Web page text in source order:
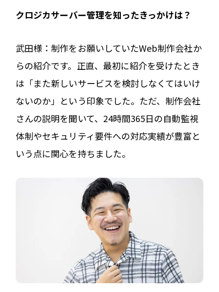
――クロジカサーバー管理を知ったきっかけは？
武田様：制作をお願いしていたWeb制作会社か
らの紹介です。正直、最初に紹介を受けたとき
は「また新しいサービスを検討しなくてはいけ
ないのか」という印象でした。ただ、制作会社
さんの説明を聞いて、24時間365日の自動監視
体制やセキュリティ要件への対応実績が豊富と
いう点に関心を持ちました。